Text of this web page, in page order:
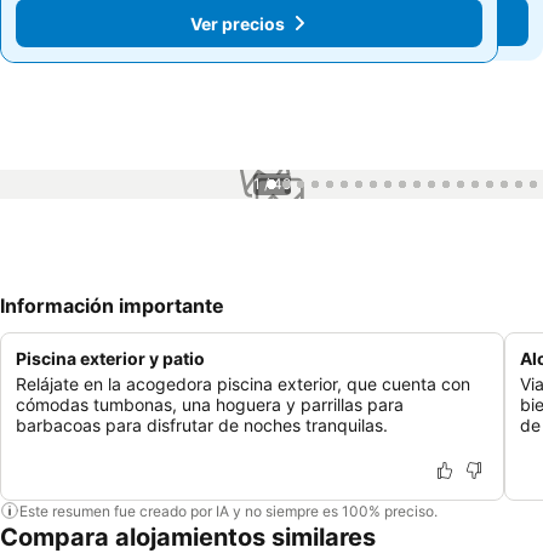
Ver precios
Ver precios
1 / 49
Información importante
Piscina exterior y patio
Relájate en la acogedora piscina exterior, que cuenta con
cómodas tumbonas, una hoguera y parrillas para
barbacoas para disfrutar de noches tranquilas.
Este resumen fue creado por IA y no siempre es 100% preciso.
Compara alojamientos similares